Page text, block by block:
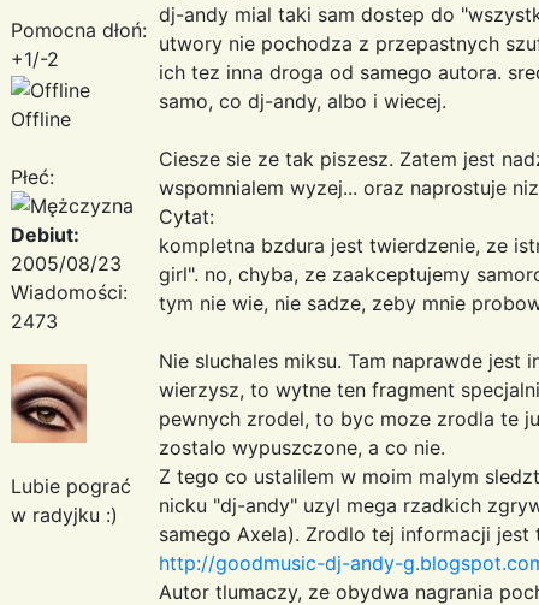
Pomocna dłoń:
+1/-2
Offline
Płeć:
Debiut:
2005/08/23
Wiadomości:
2473
Lubie pograć
w radyjku :)
dj-andy mial taki sam dostep do
utwory nie pochodza z przepastnych
ich tez inna droga od samego autora.
samo, co dj-andy, albo i wiecej.
Ciesze sie ze tak piszesz. Zatem jest
wspomnialem wyzej... oraz naprostuje
Cytat:
kompletna bzdura jest twierdzenie, ze
girl". no, chyba, ze zaakceptujemy
tym nie wie, nie sadze, zeby mnie
Nie sluchales miksu. Tam naprawde
wierzysz, to wytne ten fragment
pewnych zrodel, to byc moze zrodla te
zostalo wypuszczone, a co nie.
Z tego co ustalilem w moim malym
nicku "dj-andy" uzyl mega rzadkich
samego Axela). Zrodlo tej informacji
http://goodmusic-dj-andy-
Autor tlumaczy, ze obydwa nagrania